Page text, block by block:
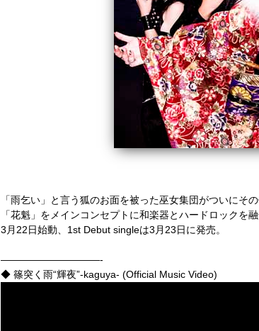
「雨乞い」と言う狐のお面を被った巫女集団がついにその
「花魁」をメインコンセプトに和楽器とハードロックを
3月22日始動、1st Debut singleは3月23日に発売。
——————————-
◆ 篠突く雨“輝夜”-kaguya- (Official Music Video)